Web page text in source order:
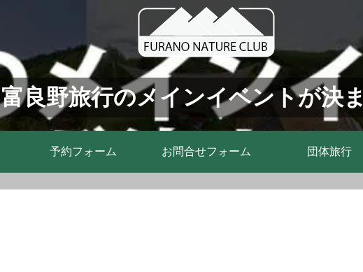
富良野旅行のメインイベントが決
予約フォーム お問合せフォーム 団体旅行